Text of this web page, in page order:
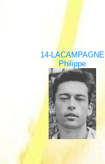
14-LACAMPAGNE
Philippe